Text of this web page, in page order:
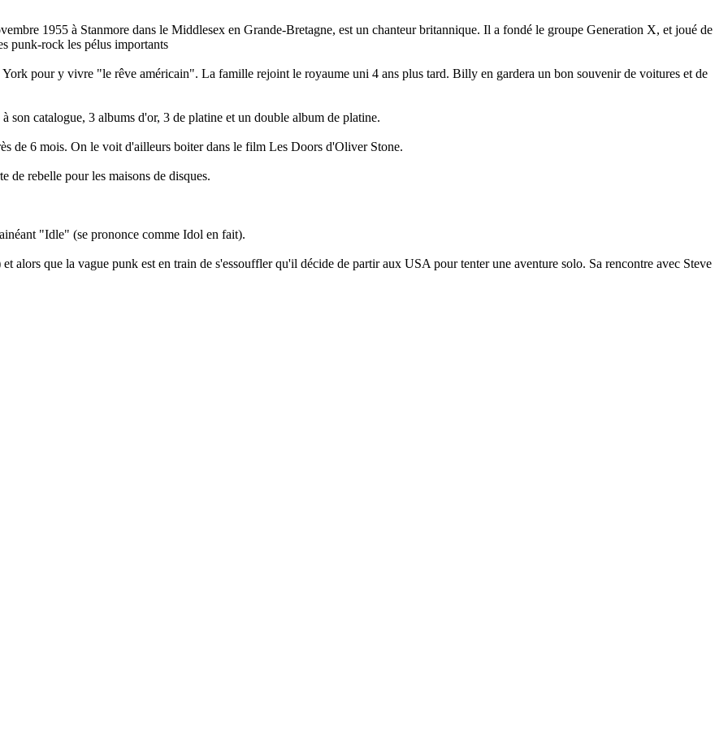
1955 à Stanmore dans le Middlesex en Grande-Bretagne, est un chanteur britannique. Il a fondé le groupe Generation X, et joué de
punk-rock les pélus importants
pour y vivre "le rêve américain". La famille rejoint le royaume uni 4 ans plus tard. Billy en gardera un bon souvenir de voitures et de
catalogue, 3 albums d'or, 3 de platine et un double album de platine.
de 6 mois. On le voit d'ailleurs boiter dans le film Les Doors d'Oliver Stone.
de rebelle pour les maisons de disques.
"Idle" (se prononce comme Idol en fait).
alors que la vague punk est en train de s'essouffler qu'il décide de partir aux USA pour tenter une aventure solo. Sa rencontre avec Steve